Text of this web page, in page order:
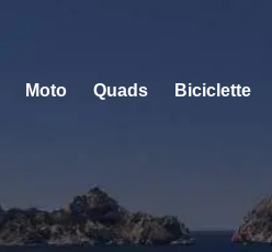
Moto Quads Biciclette